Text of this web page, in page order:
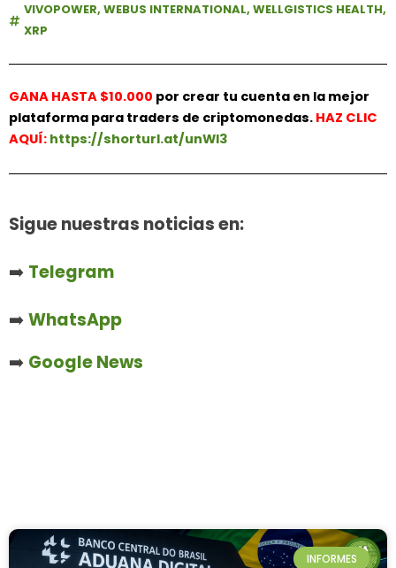
VIVOPOWER, WEBUS INTERNATIONAL, WELLGISTICS HEALTH,
XRP
GANA HASTA $10.000 por crear tu cuenta en la mejor
plataforma para traders de criptomonedas. HAZ CLIC
AQUÍ: https://shorturl.at/unWl3
Sigue nuestras noticias en:
➡️ Telegram
➡️WhatsApp
➡️ Google News
INFORMES